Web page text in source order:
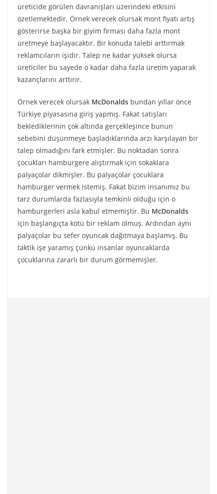
üreticide görülen davranışları üzerindeki etkisini
özetlemektedir. Örnek verecek olursak mont fiyatı artış
gösterirse başka bir giyim firması daha fazla mont
üretmeye başlayacaktır. Bir konuda talebi arttırmak
reklamcıların işidir. Talep ne kadar yüksek olursa
üreticiler bu sayede o kadar daha fazla üretim yaparak
kazançlarını arttırır.
Örnek verecek olursak McDonalds bundan yıllar önce
Türkiye piyasasına giriş yapmış. Fakat satışları
beklediklerinin çok altında gerçekleşince bunun
sebebini düşünmeye başladıklarında arzı karşılayan bir
talep olmadığını fark etmişler. Bu noktadan sonra
çocukları hamburgere alıştırmak için sokaklara
palyaçolar dikmişler. Bu palyaçolar çocuklara
hamburger vermek istemiş. Fakat bizim insanımız bu
tarz durumlarda fazlasıyla temkinli olduğu için o
hamburgerleri asla kabul etmemiştir. Bu McDonalds
için başlangıçta kötü bir reklam olmuş. Ardından aynı
palyaçolar bu sefer oyuncak dağıtmaya başlamış. Bu
taktik işe yaramış çünkü insanlar oyuncaklarda
çocuklarına zararlı bir durum görmemişler.